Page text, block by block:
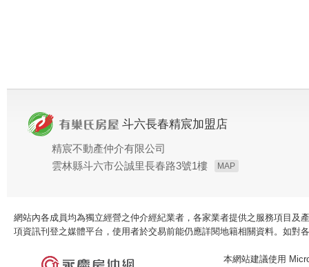
斗六長春精宸加盟店
精宸不動產仲介有限公司
雲林縣斗六市公誠里長春路3號1樓
MAP
網站內各成員均為獨立經營之仲介經紀業者，各家業者提供之服務項目
項資訊刊登之媒體平台，使用者於交易前能仍應詳閱地籍相關資料。如對
本網站建議使用